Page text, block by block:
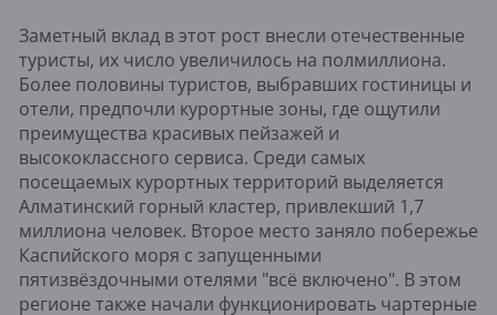
Заметный вклад в этот рост внесли отечественные
туристы, их число увеличилось на полмиллиона.
Более половины туристов, выбравших гостиницы и
отели, предпочли курортные зоны, где ощутили
преимущества красивых пейзажей и
высококлассного сервиса. Среди самых
посещаемых курортных территорий выделяется
Алматинский горный кластер, привлекший 1,7
миллиона человек. Второе место заняло побережье
Каспийского моря с запущенными
пятизвёздочными отелями "всё включено". В этом
регионе также начали функционировать чартерные